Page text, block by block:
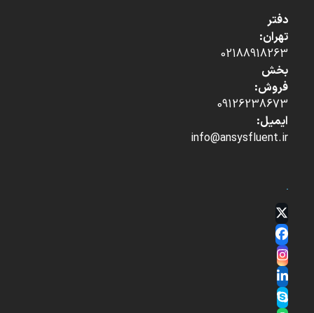
دفتر
تهران:
02188918263
بخش
فروش:
09126238673
ایمیل:
info@ansysfluent.ir
Twitter
(deprecated)
Facebook
Instagram
LinkedIn
Skype